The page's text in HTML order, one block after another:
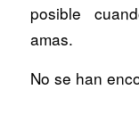
posible
amas.
No se han